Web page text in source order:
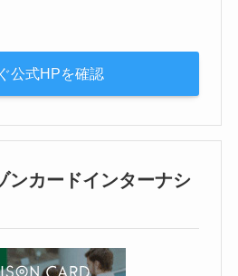
公式HPを確認
ンカードインターナシ